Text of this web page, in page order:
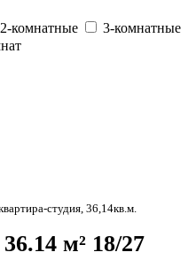
2-комнатные
3-комнатные